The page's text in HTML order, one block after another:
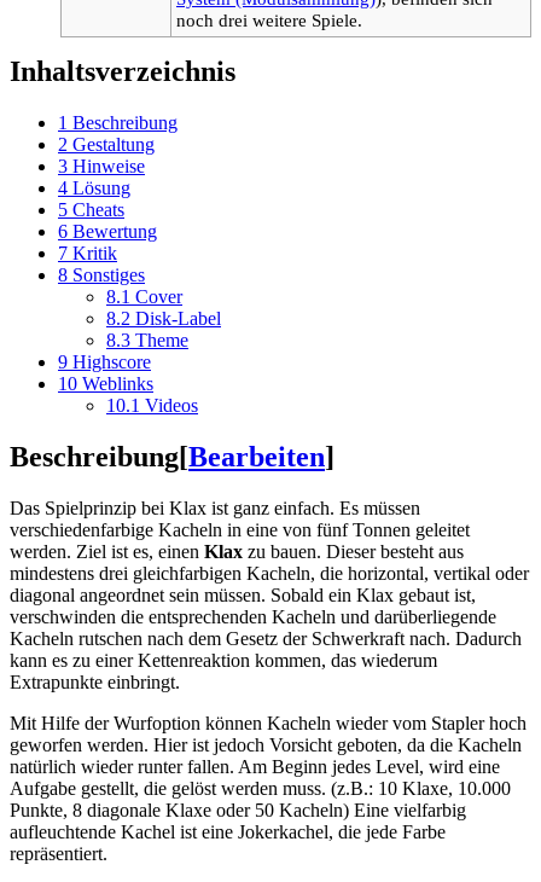
noch drei weitere Spiele.
Inhaltsverzeichnis
1 Beschreibung
2 Gestaltung
3 Hinweise
4 Lösung
5 Cheats
6 Bewertung
7 Kritik
8 Sonstiges
8.1 Cover
8.2 Disk-Label
8.3 Theme
9 Highscore
10 Weblinks
10.1 Videos
Beschreibung[Bearbeiten]
Das Spielprinzip bei Klax ist ganz einfach. Es müssen
verschiedenfarbige Kacheln in eine von fünf Tonnen geleitet
werden. Ziel ist es, einen Klax zu bauen. Dieser besteht aus
mindestens drei gleichfarbigen Kacheln, die horizontal, vertikal oder
diagonal angeordnet sein müssen. Sobald ein Klax gebaut ist,
verschwinden die entsprechenden Kacheln und darüberliegende
Kacheln rutschen nach dem Gesetz der Schwerkraft nach. Dadurch
kann es zu einer Kettenreaktion kommen, das wiederum
Extrapunkte einbringt.
Mit Hilfe der Wurfoption können Kacheln wieder vom Stapler hoch
geworfen werden. Hier ist jedoch Vorsicht geboten, da die Kacheln
natürlich wieder runter fallen. Am Beginn jedes Level, wird eine
Aufgabe gestellt, die gelöst werden muss. (z.B.: 10 Klaxe, 10.000
Punkte, 8 diagonale Klaxe oder 50 Kacheln) Eine vielfarbig
aufleuchtende Kachel ist eine Jokerkachel, die jede Farbe
repräsentiert.